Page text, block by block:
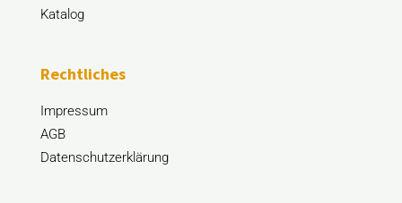
Katalog
Rechtliches
Impressum
AGB
Datenschutzerklärung